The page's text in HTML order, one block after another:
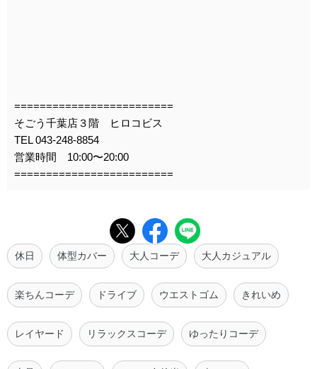
=========================
そごう千葉店３階 ヒロコビス
TEL 043-248-8854
営業時間 10:00〜20:00
=========================
休日 体型カバー 大人コーデ 大人カジュアル
楽ちんコーデ ドライブ ウエストゴム きれいめ
レイヤード リラックスコーデ ゆったりコーデ